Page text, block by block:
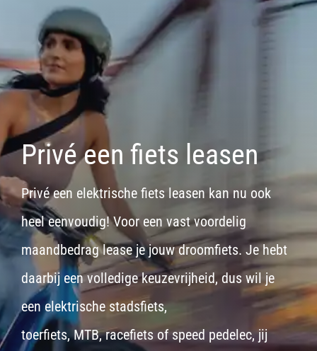
Privé een fiets leasen
Privé een elektrische fiets leasen kan nu ook
heel eenvoudig! Voor een vast voordelig
maandbedrag lease je jouw droomfiets. Je hebt
daarbij een volledige keuzevrijheid, dus wil je
eenelektrische stadsfiets,
toerfiets,MTB,racefietsof speed pedelec, jij